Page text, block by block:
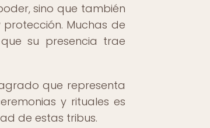
sino que también
Muchas de
su presencia trae
que representa
y rituales es
de estas tribus.